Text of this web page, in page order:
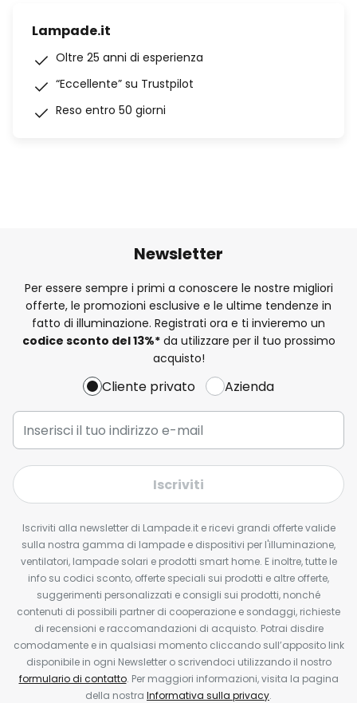
Lampade.it
Oltre 25 anni di esperienza
“Eccellente” su Trustpilot
Reso entro 50 giorni
Newsletter
Per essere sempre i primi a conoscere le nostre migliori
offerte, le promozioni esclusive e le ultime tendenze in
fatto di illuminazione. Registrati ora e ti invieremo un
codice sconto del13%*da utilizzare per il tuo prossimo
acquisto!
Cliente privato Azienda
Iscriviti
Iscriviti alla newsletter di Lampade.it e ricevi grandi offerte valide
sulla nostra gamma di lampade e dispositivi per l'illuminazione,
ventilatori, lampade solari e prodotti smart home. E inoltre, tutte le
info su codici sconto, offerte speciali sui prodotti e altre offerte,
suggerimenti personalizzati e consigli sui prodotti, nonché
contenuti di possibili partner di cooperazione e sondaggi, richieste
di recensioni e raccomandazioni di acquisto. Potrai disdire
comodamente e in qualsiasi momento cliccando sull’apposito link
disponibile in ogni Newsletter o scrivendoci utilizzando il nostro
formulario di contatto. Per maggiori informazioni, visita la pagina
della nostra Informativa sulla privacy.